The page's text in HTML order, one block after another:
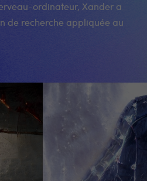
ordinateur, Xander a
de recherche appliquée au